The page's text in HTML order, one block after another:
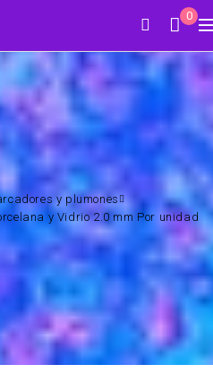
0
y plumones
y Vidrio 2.0 mm Por unidad